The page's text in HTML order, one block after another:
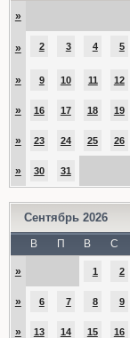
»
» 2 3 4 5
» 9 10 11 12
» 16 17 18 19
» 23 24 25 26
» 30 31
Сентябрь 2026
В П В С
» 1 2
» 6 7 8 9
» 13 14 15 16